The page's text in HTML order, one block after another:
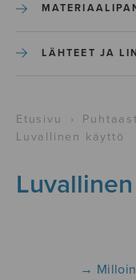
LÄHTEET JA
Etusivu ›
Luvallinen käyttö
→